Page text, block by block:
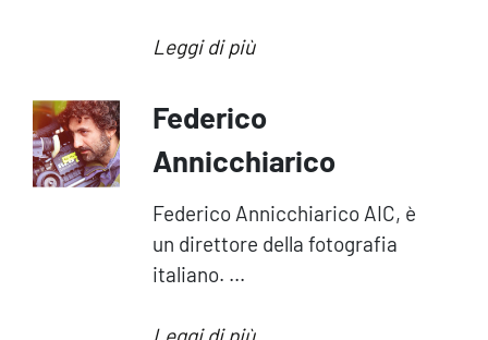
Leggi di più
Federico
Annicchiarico
Federico Annicchiarico AIC, è
un direttore della fotografia
italiano. ...